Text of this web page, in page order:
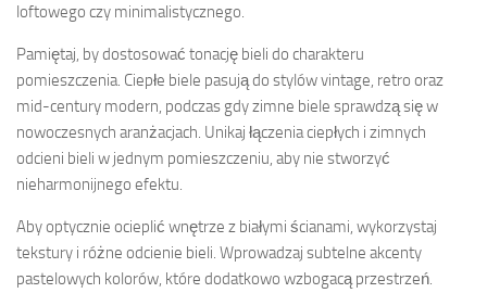
loftowego czy minimalistycznego.
Pamiętaj, by dostosować tonację bieli do charakteru
pomieszczenia. Ciepłe biele pasują do stylów vintage, retro oraz
mid-century modern, podczas gdy zimne biele sprawdzą się w
nowoczesnych aranżacjach. Unikaj łączenia ciepłych i zimnych
odcieni bieli w jednym pomieszczeniu, aby nie stworzyć
nieharmonijnego efektu.
Aby optycznie ocieplić wnętrze z białymi ścianami, wykorzystaj
tekstury i różne odcienie bieli. Wprowadzaj subtelne akcenty
pastelowych kolorów, które dodatkowo wzbogacą przestrzeń.